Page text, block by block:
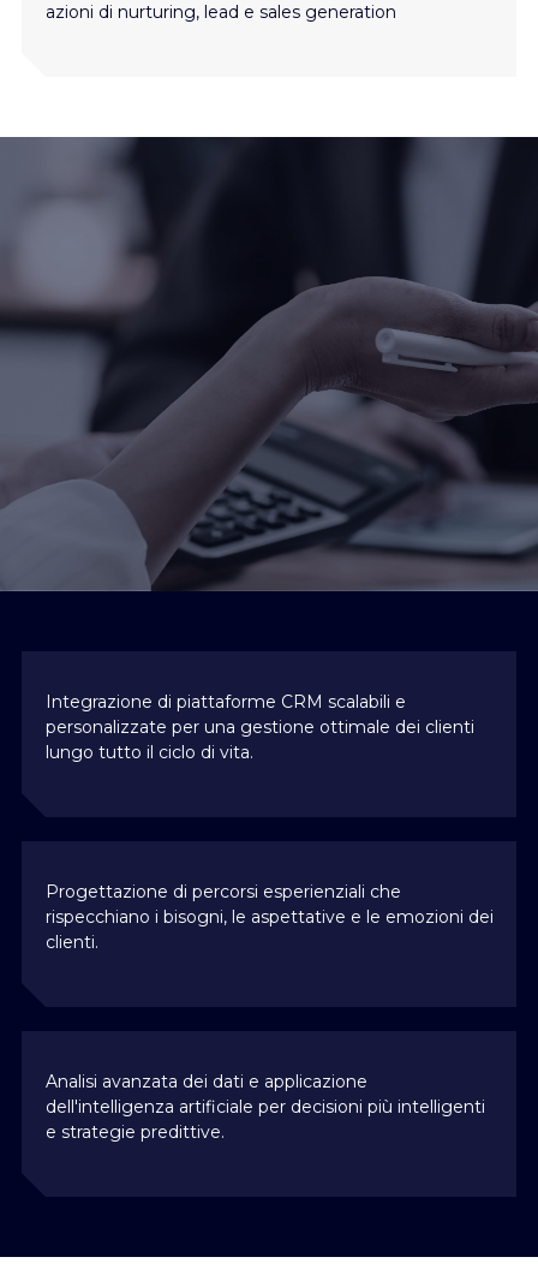
azioni di nurturing, lead e sales generation
Integrazione di piattaforme CRM scalabili e
personalizzate per una gestione ottimale dei clienti
lungo tutto il ciclo di vita.
Progettazione di percorsi esperienziali che
rispecchiano i bisogni, le aspettative e le emozioni dei
clienti.
Analisi avanzata dei dati e applicazione
dell'intelligenza artificiale per decisioni più intelligenti
e strategie predittive.